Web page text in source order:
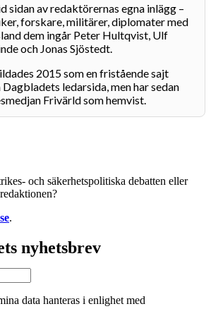
sidan av redaktörernas egna inlägg –
forskare, militärer, diplomater med
dem ingår Peter Hultqvist, Ulf
och Jonas Sjöstedt.
2015 som en fristående sajt
ledarsida, men har sedan
Frivärld som hemvist.
och säkerhetspolitiska debatten eller
.
nyhetsbrev
data hanteras i enlighet med